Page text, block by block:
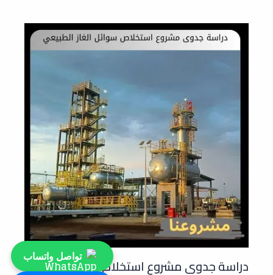
دراسة جدوى مشروع استخلاص سوائل الغاز
تواصل واتساب